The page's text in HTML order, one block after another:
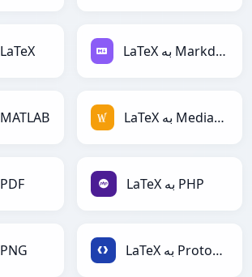
LaTeX به LaTeX LaTeX به Markdown
LaTeX به MATLAB LaTeX به MediaWiki
LaTeX به PDF LaTeX به PHP
LaTeX به PNG LaTeX به Protobuf